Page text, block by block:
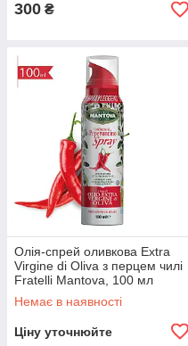
300 ₴
Олія-спрей оливкова Extra
Virgine di Oliva з перцем чилі
Fratelli Mantova, 100 мл
Італія
Немає в наявності
Ціну уточнюйте